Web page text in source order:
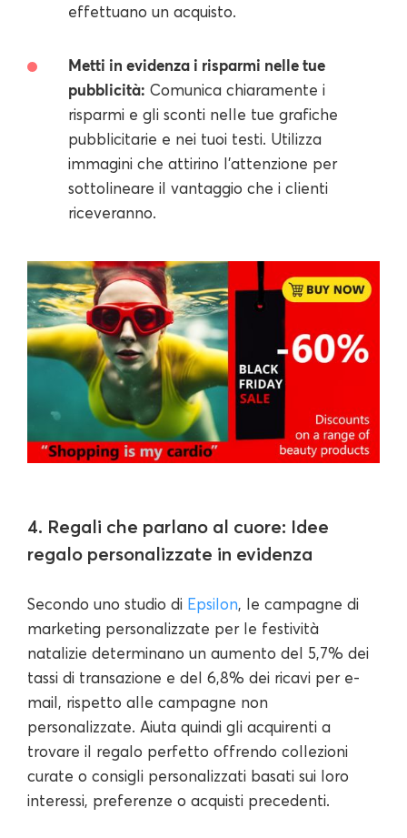
effettuano un acquisto.
Metti in evidenza i risparmi nelle tue
pubblicità: Comunica chiaramente i
risparmi e gli sconti nelle tue grafiche
pubblicitarie e nei tuoi testi. Utilizza
immagini che attirino l'attenzione per
sottolineare il vantaggio che i clienti
riceveranno.
4. Regali che parlano al cuore: Idee
regalo personalizzate in evidenza
Secondo uno studio di Epsilon, le campagne di
marketing personalizzate per le festività
natalizie determinano un aumento del 5,7% dei
tassi di transazione e del 6,8% dei ricavi per e-
mail, rispetto alle campagne non
personalizzate. Aiuta quindi gli acquirenti a
trovare il regalo perfetto offrendo collezioni
curate o consigli personalizzati basati sui loro
interessi, preferenze o acquisti precedenti.